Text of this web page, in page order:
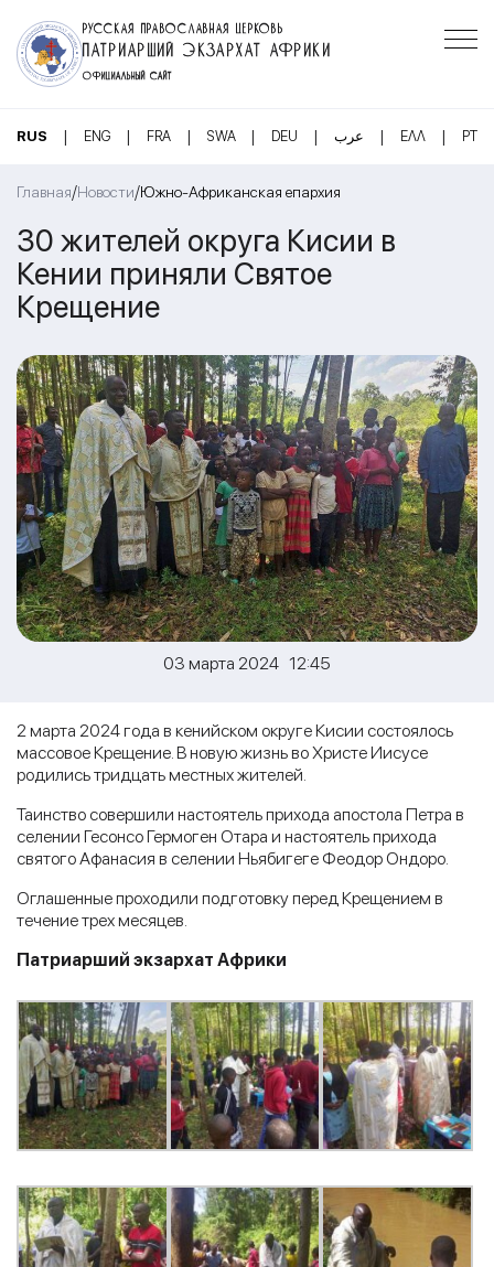
РУССКАЯ ПРАВОСЛАВНАЯ ЦЕРКОВЬ
ПАТРИАРШИЙ ЭКЗАРХАТ АФРИКИ
ОФИЦИАЛЬНЫЙ САЙТ
RUS | ENG | FRA | SWA | DEU | عرب | ΕΛΛ | PT
Главная/Новости/Южно-Африканская епархия
30 жителей округа Кисии в
Кении приняли Святое
Крещение
03 марта 2024 12:45
2 марта 2024 года в кенийском округе Кисии состоялось
массовое Крещение. В новую жизнь во Христе Иисусе
родились тридцать местных жителей.
Таинство совершили настоятель прихода апостола Петра в
селении Гесонсо Гермоген Отара и настоятель прихода
святого Афанасия в селении Ньябигеге Феодор Ондоро.
Оглашенные проходили подготовку перед Крещением в
течение трех месяцев.
Патриарший экзархат Африки